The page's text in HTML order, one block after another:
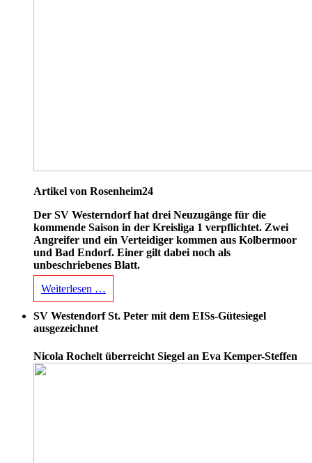
Artikel von Rosenheim24
Der SV Westerndorf hat drei Neuzugänge für die
kommende Saison in der Kreisliga 1 verpflichtet. Zwei
Angreifer und ein Verteidiger kommen aus Kolbermoor
und Bad Endorf. Einer gilt dabei noch als
unbeschriebenes Blatt.
Weiterlesen …
SV Westendorf St. Peter mit dem EISs-Gütesiegel
ausgezeichnet
Nicola Rochelt überreicht Siegel an Eva Kemper-Steffen